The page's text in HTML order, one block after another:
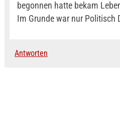
begonnen hatte bekam
Im Grunde war nur Politisch
Antworten